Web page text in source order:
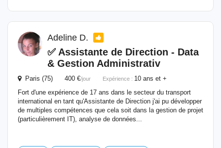
Adeline D.
✅ Assistante de Direction - Data
& Gestion Administrativ
Paris (75) 400 €/jour Expérience : 10 ans et +
Fort d'une expérience de 17 ans dans le secteur du transport
international en tant qu'Assistante de Direction j'ai pu développer
de multiples compétences que cela soit dans la gestion de projet
(particulièrement IT), analyse de données...